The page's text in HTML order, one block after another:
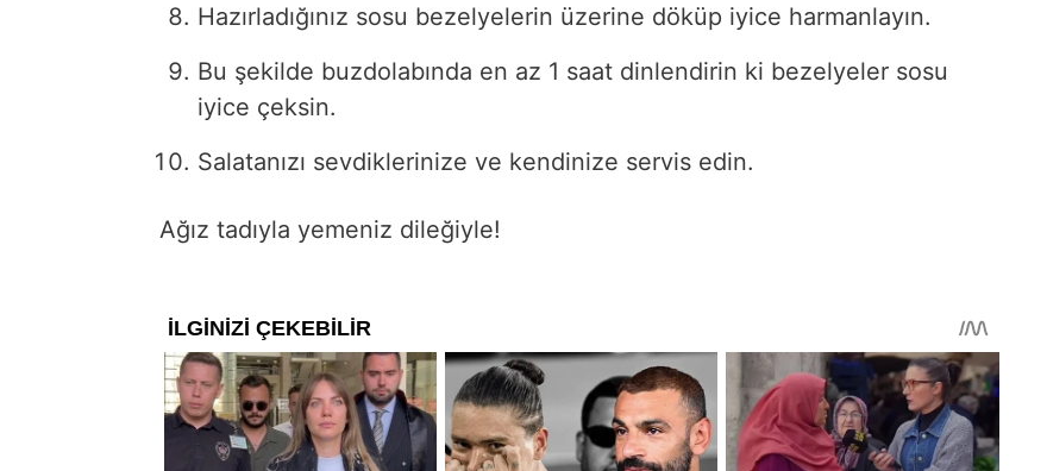
Hazırladığınız sosu bezelyelerin üzerine döküp iyice harmanlayın.
Bu şekilde buzdolabında en az 1 saat dinlendirin ki bezelyeler sosu
iyice çeksin.
Salatanızı sevdiklerinize ve kendinize servis edin.
Ağız tadıyla yemeniz dileğiyle!